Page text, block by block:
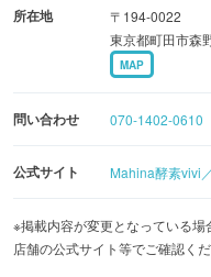
所在地
〒194-0022
東京都町田市森
MAP
問い合わせ 070-1402-0610
公式サイト Mahina酵素vivi
※掲載内容が変更となっている場
店舗の公式サイト等でご確認くだ